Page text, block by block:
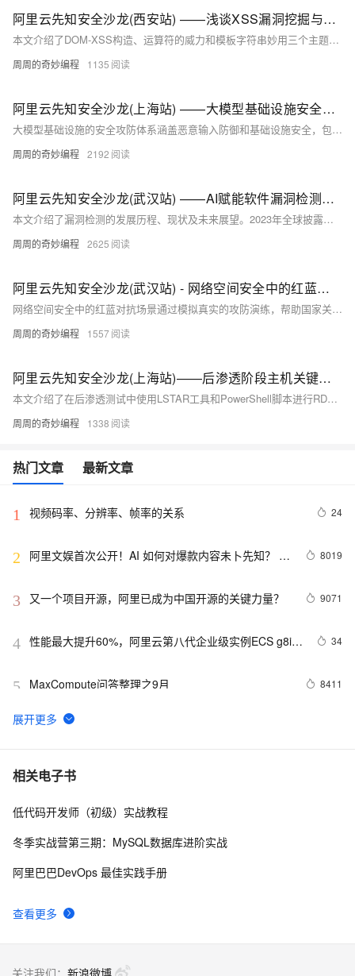
阿里云先知安全沙龙(西安站) ——浅谈XSS漏洞挖掘与构造思路
本文介绍了DOM-XSS构造、运算符的威力和模板字符串妙用三个主题。通过多个实例图解，详细展示了如何利用DOM特性构造XSS攻击、JavaScript运算符在代码中的巧妙应用，以及模板字符串在开发中的灵活运用。这些内容对提升Web安全意识和编程技巧具有重要参考价值。
周周的奇妙编程 1135
阿里云先知安全沙龙(上海站) ——大模型基础设施安全攻防
大模型基础设施的安全攻防体系涵盖恶意输入防御和基础设施安全，包括框架、三方库、插件、平台、模型和系统安全。关键漏洞如CVE-2023-6019（Ray框架命令注入）、CVE-2024-5480（PyTorch分布式RPC）及llama.cpp中的多个漏洞，强调了代码安全性的重要性。模型文件安全方面，需防范pickle反序列化等风险，建议使用Safetensors格式。相关实践包括构建供应链漏洞库、智能化漏洞分析和深度检测，确保全方位防护。
周周的奇妙编程 2192
阿里云先知安全沙龙(武汉站) ——AI赋能软件漏洞检测，机遇, 挑战与展望
本文介绍了漏洞检测的发展历程、现状及未来展望。2023年全球披露的漏洞数量达26447个，同比增长5.2%，其中超过7000个具有利用代码，115个已被广泛利用，涉及多个知名软件和系统。文章探讨了从人工审计到AI技术的应用，强调了数据集质量对模型性能的重要性，并展示了不同检测模型的工作原理与实现方法。此外，还讨论了对抗攻击对模型的影响及提高模型可解释性的多种方法，展望了未来通过任务大模型实现自动化漏洞检测与修复的趋势。
周周的奇妙编程 2625
阿里云先知安全沙龙(武汉站) - 网络空间安全中的红蓝对抗实践
网络空间安全中的红蓝对抗场景通过模拟真实的攻防演练，帮助国家关键基础设施单位提升安全水平。具体案例包括快递单位、航空公司、一线城市及智能汽车品牌等，在演练中发现潜在攻击路径，有效识别和防范风险，确保系统稳定运行。演练涵盖情报收集、无差别攻击、针对性打击、稳固据点、横向渗透和控制目标等关键步骤，全面提升防护能力。
周周的奇妙编程 1557
阿里云先知安全沙龙(上海站)——后渗透阶段主机关键信息自动化狩猎的实现与应用
本文介绍了在后渗透测试中使用LSTAR工具和PowerShell脚本进行RDP状态查询、端口获取及凭据收集的过程，强调了高强度实战场景下的OPSEC需求。通过MITRE ATT&CK框架的应用，详细阐述了凭证访问、发现和收集等关键技术，确保攻击者能够隐蔽、持续且高效地渗透目标系统，最终获取核心数据或控制权。文中还展示了SharpHunter等工具的自动化实现，进一步提升了操作的安全性和效率。
周周的奇妙编程 1338
热门文章 最新文章
1 视频码率、分辨率、帧率的关系 24
2
阿里文娱首次公开！AI 如何对爆款内容未卜先知？  |
8019
3 又一个项目开源，阿里已成为中国开源的关键力量？ 9071
4 性能最大提升60%，阿里云第八代企业级实例ECS g8i正
34
5 MaxCompute问答整理之9月 8411
6
RTMP、RTSP、HTTP视频协议详解（附：直播流地
7 业界 | 从未卜先知的信号灯说起，阿里城市大脑的智慧
8 2017先知创新大会：有ZHI而来
相关电子书
查看更多
低代码开发师（初级）实战教程
冬季实战营第三期：MySQL数据库进阶实战
阿里巴巴DevOps 最佳实践手册
关注我们： 新浪微博